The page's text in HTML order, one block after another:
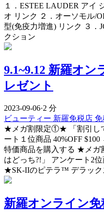
１．ESTEE LAUDER アイ
オ リンク ２．オーソモル/
型(免疫力増進) リンク ３．
クション
9.1~9.12 新羅オ
レゼント
2023-09-06·2 分
ビューティー 新羅免税店
★メガ割限定①★ 「割引し
ート１位商品 40%OFF
特価商品を購入する ★メ
はどっち?!」 アンケート2
★SK-IIのピテラ™ デラッ
新羅オンライン